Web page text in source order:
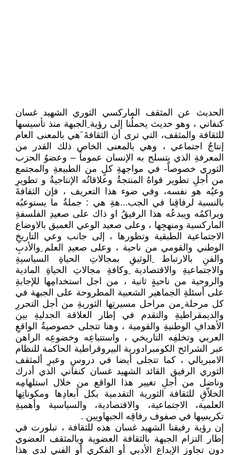
الحديث عن المثقف الماركسي الثوري الشهيد غسان
كنفاني ، وهو حديث يحملُنا إلى رؤية ِالجبهة منذ تأسيسها
للثقافة والمثقف، التي ترى أن الثقافةَ َهي بالمعنى العام
إنتاجٌ اجتماعي ، وهي بالمعنى الخاص ذلك القدر من
المعرفةِ الذي يتسلح به الإنسان عموماً – وعضوُ الحزب
الثوري خصوصاً- في مواجهةِ كلٍ من الطبيعةِ والمجتمع
من أجلِ تطوير قواهُ المنتجةُ وعلاقاتُه الإنتاجيةُ و تطويرِ
وعيُه هو نفسه، وفي ضوء هذا التعريف ، فإن الثقافةَ
بالنسبة لرفاقِنا في الجب...هةِ هي : جملةُ ما يستوعبُه
ويراكمُه ويبدعُه هذا الرفيقُ او ذاك على صعيدِ الفلسفةِ
الماركسية ومنهجِها ، وعلى صعيد الوعي العميق بالاوضاع
الاجتماعية الطبقية وتطورها ، إلى جانب وعي التاريخِ
الوطني والقومي من ناحية ، وعلى صعيدِ العلم ِوالأدبِ
والفنِ بالارتباط ِالوثيقِ بمجالاتِ الحياةِ السياسيةِ
والاجتماعيةِ والاقتصادية ِوكافةِ مجالاتِ الحياةِ المادية
والروحية من ناحيةٍ ثانية ، من اجل استخدامِها للإجابةِ
على أسئلةِ الجماهير الشعبية المطروحة على الجبهة في
كل مرحلة ٍمن مراحل مسيرتِها الثوريةِ من أجل التحررِ
والديمقراطيةِ والتقدم في إطار العلاقة الجدليةِ بين
الأهدافِ الوطنيةِ والقومية ، وهنا تتجلى خصوصيةُ الواقعِ
العربي وتخلفِه التاريخي ، واستتباعِه وخضوعِه الراهن
عبر الشرائح الكومبرادورية البيروقراطية الحاكمة للنظام
الامبريالي ، كما تتجلى أيضا في دروسِ وعبرِ ألمثقف
الثوري الرفيق القائد الشهيد غسان كنفاني الذي أدرك
وناضل من أجلِ تغيير هذا الواقع من خلال استلهامِه
الخلاّقِ للثقافة الثورية التقدمية بكل أبعادِها ومكوناتِها
العلمية، الاجتماعية، والاقتصادية، والسياسية وأهميةِ
تكريسِها في صفوف رفاقِه الجبهاويين .
إن رؤية رفيقنا الشهيد غسان هذه للثقافة ، تبلورت في
إطار التزام الجبهة بالثقافة العضوية وبالمثقف العضوي
دون تجاوزِ الإبداعِ الأدبي أو الفكري أو الفني لدى هذا